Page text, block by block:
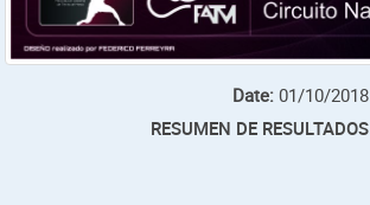
Date:01/10/2018
RESUMEN DE RESULTADOS